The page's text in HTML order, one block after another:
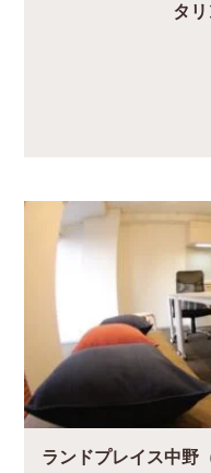
タリ
ランドプレイス中野